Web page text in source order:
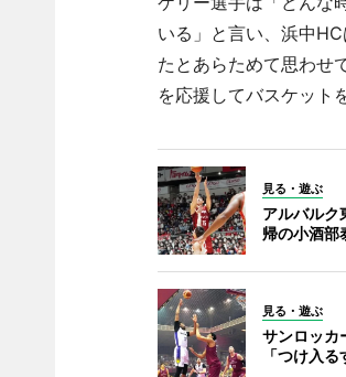
いる」と言い、浜中
たとあらためて思わせ
を応援してバスケット
見る・遊ぶ
アルバルク
帰の小酒部
見る・遊ぶ
サンロッカ
「つけ入る